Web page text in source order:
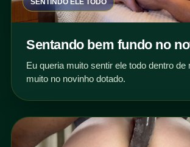
SENTINDO ELE TODO
Sentando bem fundo no
Eu queria muito sentir ele todo dentro de
muito no novinho dotado.